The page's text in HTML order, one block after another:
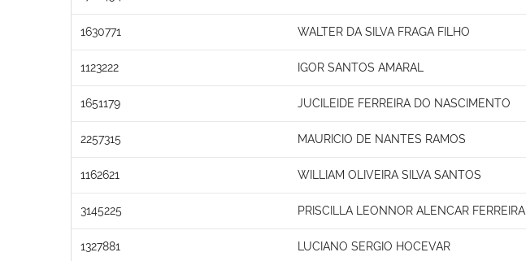
1630771 WALTER DA SILVA FRAGA FILHO
1123222 IGOR SANTOS AMARAL
1651179 JUCILEIDE FERREIRA DO NASCIMENTO
2257315 MAURICIO DE NANTES RAMOS
1162621 WILLIAM OLIVEIRA SILVA SANTOS
3145225 PRISCILLA LEONNOR ALENCAR FERREIRA
1327881 LUCIANO SERGIO HOCEVAR